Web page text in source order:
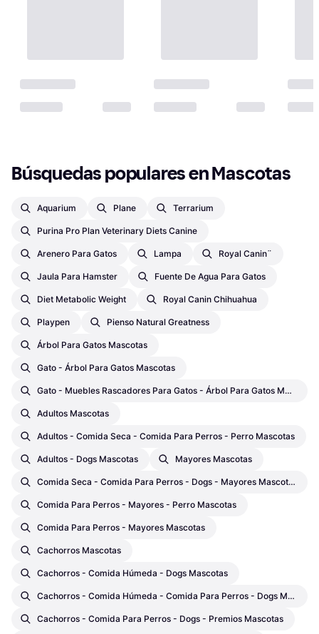
Búsquedas populares en Mascotas
Aquarium Plane Terrarium
Purina Pro Plan Veterinary Diets Canine
Arenero Para Gatos Lampa Royal Canin¨
Jaula Para Hamster Fuente De Agua Para Gatos
Diet Metabolic Weight Royal Canin Chihuahua
Playpen Pienso Natural Greatness
Árbol Para Gatos Mascotas
Gato - Árbol Para Gatos Mascotas
Gato - Muebles Rascadores Para Gatos - Árbol Para Gatos Mascotas
Adultos Mascotas
Adultos - Comida Seca - Comida Para Perros - Perro Mascotas
Adultos - Dogs Mascotas Mayores Mascotas
Comida Seca - Comida Para Perros - Dogs - Mayores Mascotas
Comida Para Perros - Mayores - Perro Mascotas
Comida Para Perros - Mayores Mascotas
Cachorros Mascotas
Cachorros - Comida Húmeda - Dogs Mascotas
Cachorros - Comida Húmeda - Comida Para Perros - Dogs Mascotas
Cachorros - Comida Para Perros - Dogs - Premios Mascotas